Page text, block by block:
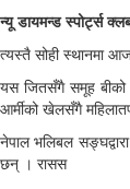
न्यू डायमन्ड स्पोर्ट्स
त्यस्तै सोही स्थानमा
यस जितसँगै समूह बीको
आर्मीको खेलसँगै
नेपाल भलिबल
छन् । रासस